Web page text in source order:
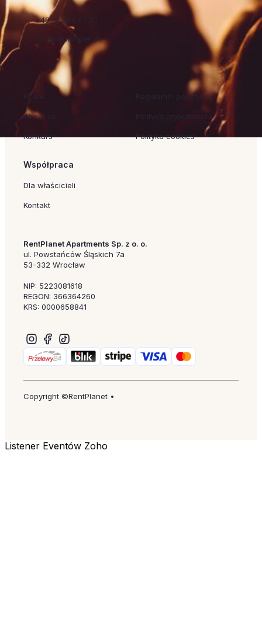
+48 71 755 01 50
dor@rentplanet.pl
Szybkie linki
Home
About us
Konkurs
Regulamin pobytu
Polityka prywatności
Polityka cookies
Współpraca
Dla właścicieli
Kontakt
RentPlanet Apartments Sp. z o. o.
ul. Powstańców Śląskich 7a
53-332 Wrocław
NIP: 5223081618
REGON: 366364260
KRS: 0000658841
Copyright ©RentPlanet •
Listener Eventów Zoho